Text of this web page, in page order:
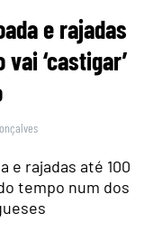
e rajadas
‘castigar’
e rajadas até 100
tempo num dos